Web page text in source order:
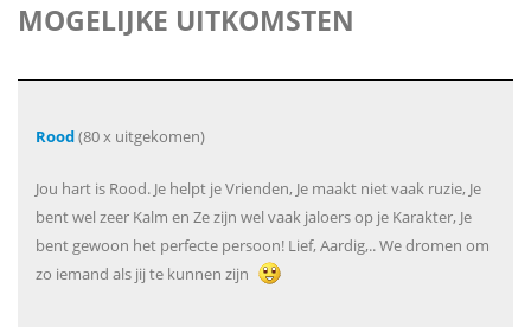
MOGELIJKE UITKOMSTEN
Rood(80 x uitgekomen)
Jou hart is Rood. Je helpt je Vrienden, Je maakt niet vaak ruzie, Je
bent wel zeer Kalm en Ze zijn wel vaak jaloers op je Karakter, Je
bent gewoon het perfecte persoon! Lief, Aardig,.. We dromen om
zo iemand als jij te kunnen zijn